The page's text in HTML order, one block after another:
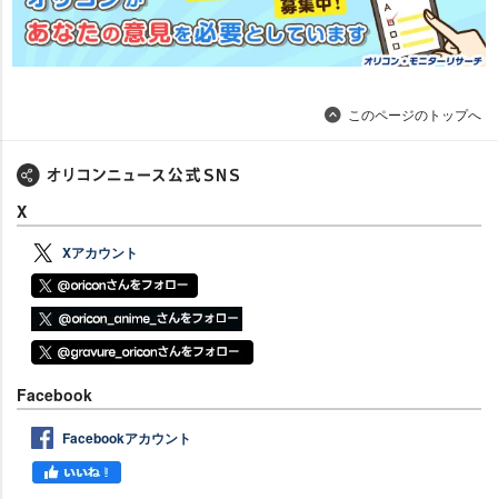
このページのトップへ
X
Xアカウント
Facebook
Facebookアカウント